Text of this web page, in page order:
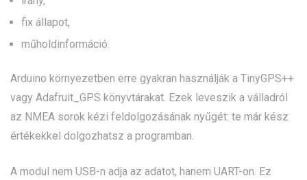
fix állapot,
műholdinformáció.
Arduino környezetben erre gyakran használják a TinyGPS++
vagy Adafruit_GPS könyvtárakat. Ezek leveszik a válladról
az NMEA sorok kézi feldolgozásának nyűgét: te már kész
értékekkel dolgozhatsz a programban.
A modul nem USB-n adja az adatot, hanem UART-on. Ez